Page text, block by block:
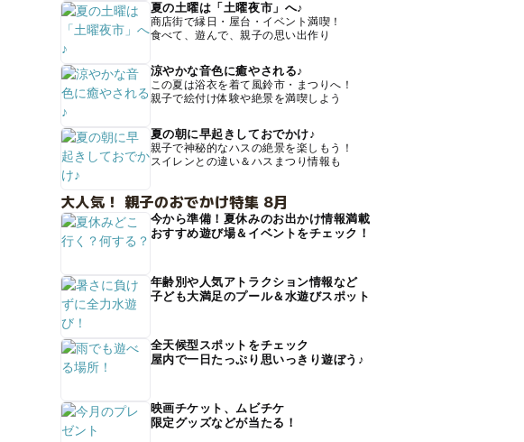
夏の土曜は「土曜夜市」へ♪
商店街で縁日・屋台・イベント満喫！
食べて、遊んで、親子の思い出作り
涼やかな音色に癒やされる♪
この夏は浴衣を着て風鈴市・まつりへ！
親子で絵付け体験や絶景を満喫しよう
夏の朝に早起きしておでかけ♪
親子で神秘的なハスの絶景を楽しもう！
スイレンとの違い＆ハスまつり情報も
大人気！ 親子のおでかけ特集 8月
今から準備！夏休みのお出かけ情報満載
おすすめ遊び場＆イベントをチェック！
年齢別や人気アトラクション情報など
子ども大満足のプール＆水遊びスポット
全天候型スポットをチェック
屋内で一日たっぷり思いっきり遊ぼう♪
映画チケット、ムビチケ
限定グッズなどが当たる！